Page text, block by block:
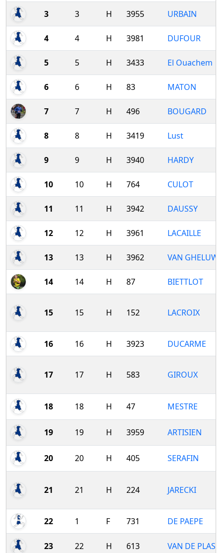
3 3 H 3955 URBAIN
4 4 H 3981 DUFOUR
5 5 H 3433 El Ouachem
6 6 H 83 MATON
7 7 H 496 BOUGARD
8 8 H 3419 Lust
9 9 H 3940 HARDY
10 10 H 764 CULOT
11 11 H 3942 DAUSSY
12 12 H 3961 LACAILLE
13 13 H 3962 VAN
14 14 H 87 BIETTLOT
15 15 H 152 LACROIX
16 16 H 3923 DUCARME
17 17 H 583 GIROUX
18 18 H 47 MESTRE
19 19 H 3959 ARTISIEN
20 20 H 405 SERAFIN
21 21 H 224 JARECKI
22 1 F 731 DE PAEPE
23 22 H 613 VAN DE PLAS